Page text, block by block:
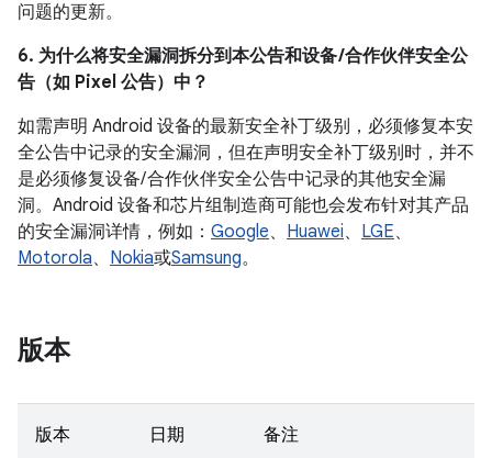
问题的更新。
6. 为什么将安全漏洞拆分到本公告和设备 /合作伙伴安全公
告（如 Pixel 公告）中？
如需声明 Android 设备的最新安全补丁级别，必须修复本安
全公告中记录的安全漏洞，但在声明安全补丁级别时，并不
是必须修复设备/ 合作伙伴安全公告中记录的其他安全漏
洞。Android 设备和芯片组制造商可能也会发布针对其产品
的安全漏洞详情，例如： Google、 Huawei、 LGE、
Motorola、 Nokia或Samsung。
版本
版本 日期 备注